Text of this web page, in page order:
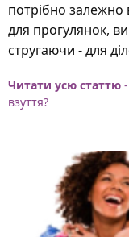
потрібно залежно
для прогулянок,
стругаючи - для
Читати усю статтю
взуття?